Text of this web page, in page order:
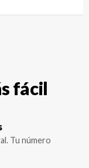
fácil
Tu número